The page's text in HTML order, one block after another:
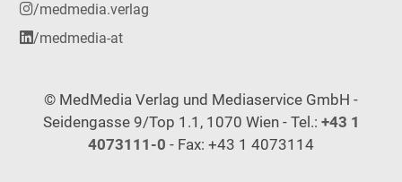
/medmedia.verlag
/medmedia-at
© MedMedia Verlag und Mediaservice GmbH -
Seidengasse 9/Top 1.1, 1070 Wien - Tel.: +43 1
4073111-0 - Fax: +43 1 4073114